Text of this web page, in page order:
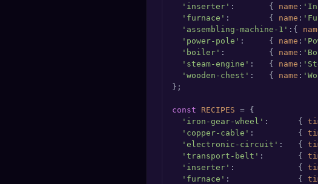
'inserter' :       { name :
'furnace' :        { name :
'assembling-machine-1' :{
'power-pole' :     { name :
'boiler' :         { name :
'steam-engine' :   { name :
'wooden-chest' :   { name :
};
const RECIPES = {
'iron-gear-wheel' :      {
'copper-cable' :         {
'electronic-circuit' :   {
'transport-belt' :       {
'inserter' :             {
'furnace' :              {